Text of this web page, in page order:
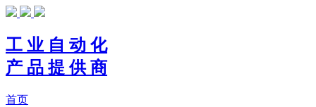
工 业 自 动 化
产 品 提 供 商
首页